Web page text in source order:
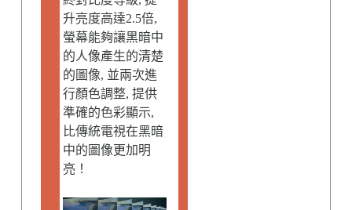
升亮度高達2.5倍,
螢幕能夠讓黑暗中
的人像產生的清楚
的圖像, 並兩次進
行顏色調整, 提供
準確的色彩顯示,
比傳統電視在黑暗
中的圖像更加明
亮！